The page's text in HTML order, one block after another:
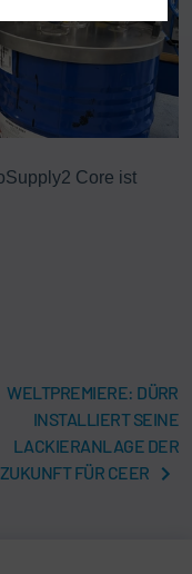
Core ist
WELTPREMIERE: DÜRR
INSTALLIERT SEINE
LACKIERANLAGE DER
ZUKUNFT FÜR CEER